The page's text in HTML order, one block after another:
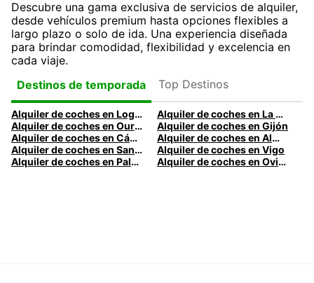
Descubre una gama exclusiva de servicios de alquiler,
desde vehículos premium hasta opciones flexibles a
largo plazo o solo de ida. Una experiencia diseñada
para brindar comodidad, flexibilidad y excelencia en
cada viaje.
Destinos de temporada
Top Destinos
Alquiler de coches en Logroño
Alquiler de coches en La Coruña
Alquiler de coches en Ourense
Alquiler de coches en Gijón
Alquiler de coches en Cádiz
Alquiler de coches en Almería
Alquiler de coches en Santander
Alquiler de coches en Vigo
Alquiler de coches en Palma
Alquiler de coches en Oviedo